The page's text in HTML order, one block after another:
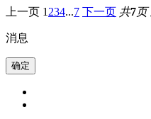
上一页 1 234...7 下一页 共7页
消息